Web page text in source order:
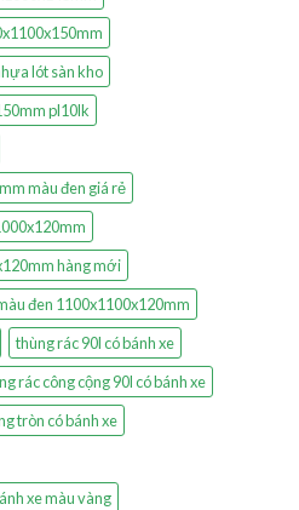
lót sàn kho
pl10lk
màu đen giá rẻ
hàng mới
đen 1100x1100x120mm
thùng rác 90l có bánh xe
rác công cộng 90l có bánh xe
tròn có bánh xe
xe màu vàng